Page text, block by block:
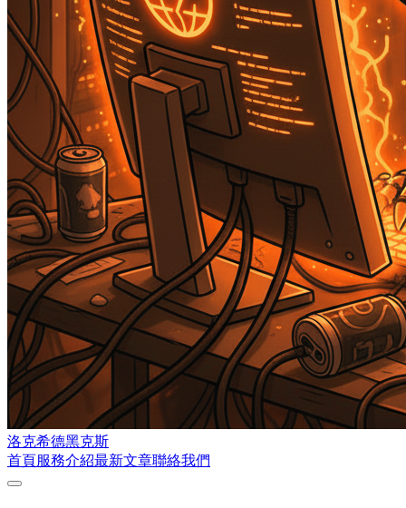
洛克希德黑克斯
首頁服務介紹最新文章聯絡我們